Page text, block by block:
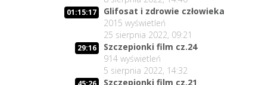
01:15:17
Glifosat i zdrowie człowieka
2015 wyświetleń
25 sierpnia 2022, 09:21
29:16
Szczepionki film cz.24
914 wyświetleń
5 sierpnia 2022, 14:32
Szczepionki film cz.21